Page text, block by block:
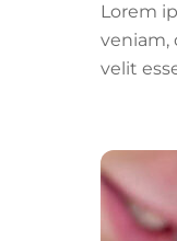
Lorem
veniam,
velit